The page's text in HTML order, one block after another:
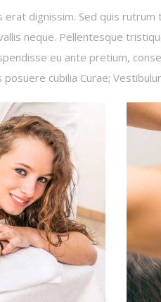
dignissim. Sed quis
neque. Pellentesque
eu ante pretium,
cubilia Curae;